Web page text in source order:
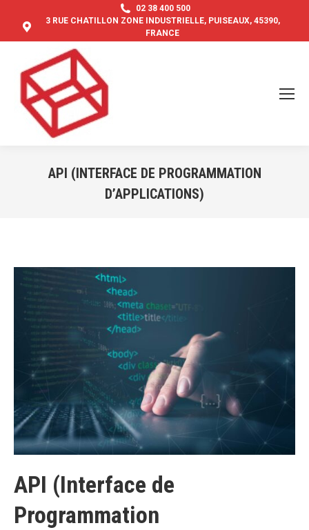
02 38 400 500
3 RUE CHATILLON ZONE INDUSTRIELLE, PUISEAUX, 45390,
FRANCE
API (INTERFACE DE PROGRAMMATION
D’APPLICATIONS)
API (Interface de
Programmation